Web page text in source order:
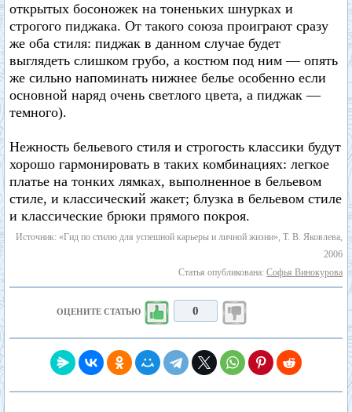
открытых босоножек на тоненьких шнурках и
строгого пиджака. От такого союза проиграют сразу
же оба стиля: пиджак в данном случае будет
выглядеть слишком грубо, а костюм под ним — опять
же сильно напоминать нижнее белье особенно если
основной наряд очень светлого цвета, а пиджак —
темного).
Нежность бельевого стиля и строгость классики будут
хорошо гармонировать в таких комбинациях: легкое
платье на тонких лямках, выполненное в бельевом
стиле, и классический жакет; блузка в бельевом стиле
и классические брюки прямого покроя.
Источник: «Гид по стилю для успешной карьеры и личной жизни», Т. В. Яковлева,
2006
Статья опубликована: Софья Винокурова
ОЦЕНИТЕ СТАТЬЮ 0